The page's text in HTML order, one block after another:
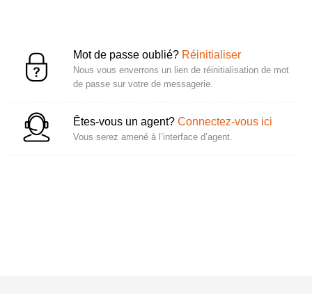
Mot de passe oublié? Réinitialiser
Nous vous enverrons un lien de réinitialisation de mot
de passe sur votre de messagerie.
Êtes-vous un agent? Connectez-vous ici
Vous serez amené à l’interface d’agent.